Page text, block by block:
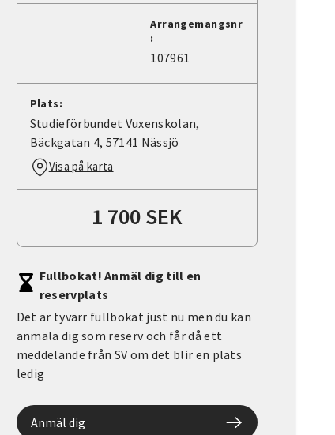
Arrangemangsnr
:
107961
Plats:
Studieförbundet Vuxenskolan,
Bäckgatan 4, 57141 Nässjö
Visa på karta
1 700 SEK
Fullbokat! Anmäl dig till en
reservplats
Det är tyvärr fullbokat just nu men du kan
anmäla dig som reserv och får då ett
meddelande från SV om det blir en plats
ledig
Anmäl dig